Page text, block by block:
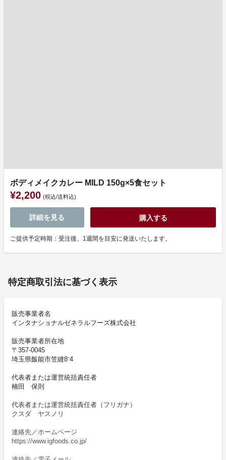
ボディメイクカレー MILD 150g×5食セット
¥2,200 (税込/送料込)
詳細を見る 購入する
ご提供予定時期：受注後、1週間を目安に発送いたします。
特定商取引法に基づく表示
販売事業者名
インタナショナルゼネラルフーズ株式会社
販売事業者所在地
〒357-0045
埼玉県飯能市笠縫8⁻4
代表者または運営統括責任者
楠田 保則
代表者または運営統括責任者（フリガナ）
クスダ ヤスノリ
連絡先／ホームページ
https://www.igfoods.co.jp/